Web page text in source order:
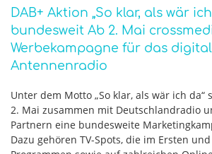
DAB+ Aktion „So klar, als wär
bundesweit Ab 2. Mai
Werbekampagne für das
Antennenradio
Unter dem Motto „So klar, als wär ich da“
2. Mai zusammen mit Deutschlandradio
Partnern eine bundesweite
Dazu gehören TV-Spots, die im Ersten